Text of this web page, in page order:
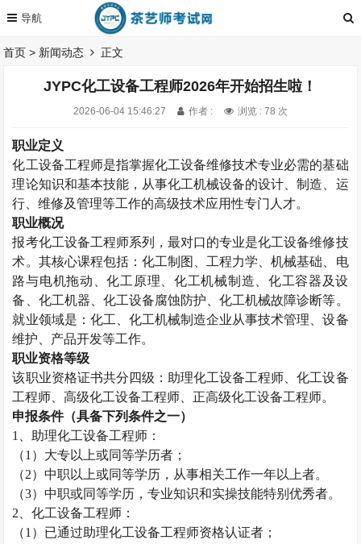
首页 > 新闻动态 正文
JYPC化工设备工程师2026年开始招生啦！
2026-06-04 15:46:27 作者 : 浏览 : 78 次
职业定义
化工设备工程师是指掌握化工设备维修技术专业必需的基础
理论知识和基本技能，从事化工机械设备的设计、制造、运
行、维修及管理等工作的高级技术应用性专门人才。
职业概况
报考化工设备工程师系列，最对口的专业是化工设备维修技
术。其核心课程包括：化工制图、工程力学、机械基础、电
路与电机拖动、化工原理、化工机械制造、化工容器及设
备、化工机器、化工设备腐蚀防护、化工机械故障诊断等。
就业领域是：化工、化工机械制造企业从事技术管理、设备
维护、产品开发等工作。
职业资格等级
该职业资格证书共分四级：助理化工设备工程师、化工设备
工程师、高级化工设备工程师、正高级化工设备工程师。
申报条件（具备下列条件之一）
1
、助理化工设备工程师：
（1 ）大专以上或同等学历者；
（2）中职以上或同等学历，从事相关工作一年以上者。
（3）中职或同等学历，专业知识和实操技能特别优秀者。
2 、化工设备工程师：
（1 ）已通过助理化工设备工程师资格认证者；